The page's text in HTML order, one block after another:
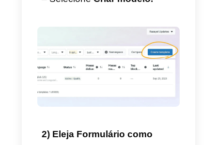
nós devido a que permitirá usar
ogerador de modelose usar a
funcionalidade de arrastar e
soltar. A ideia disso é poder
modelos e não enviar um